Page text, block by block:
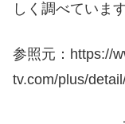
しく調べています
参照元：https://
tv.com/plus/